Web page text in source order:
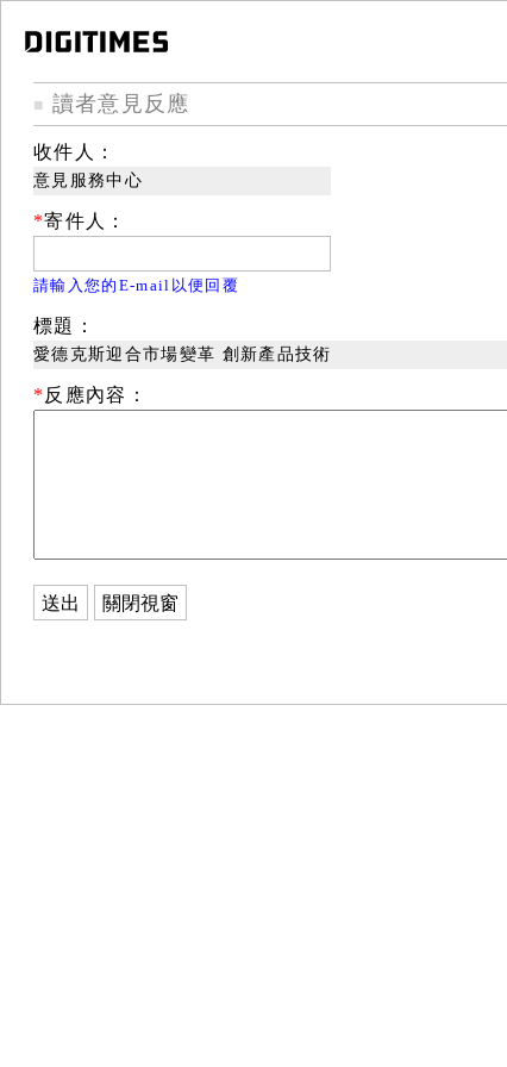
■ 讀者意見反應
收件人：
意見服務中心
*寄件人：
請輸入您的E-mail以便回覆
標題：
愛德克斯迎合市場變革 創新產品技術
* 反應內容：